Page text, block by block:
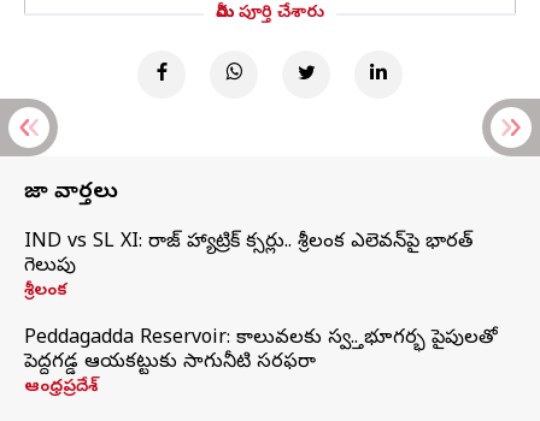
మీరు పూర్తి చేశారు
తాజా వార్తలు
IND vs SL XI: సిరాజ్‌ హ్యాట్రిక్‌ సిక్సర్లు.. శ్రీలంక ఎలెవన్‌పై భారత్‌
గెలుపు
శ్రీలంక
Peddagadda Reservoir: కాలువలకు స్వస్తి.. భూగర్భ పైపులతో
పెద్దగడ్డ ఆయకట్టుకు సాగునీటి సరఫరా
ఆంధ్రప్రదేశ్